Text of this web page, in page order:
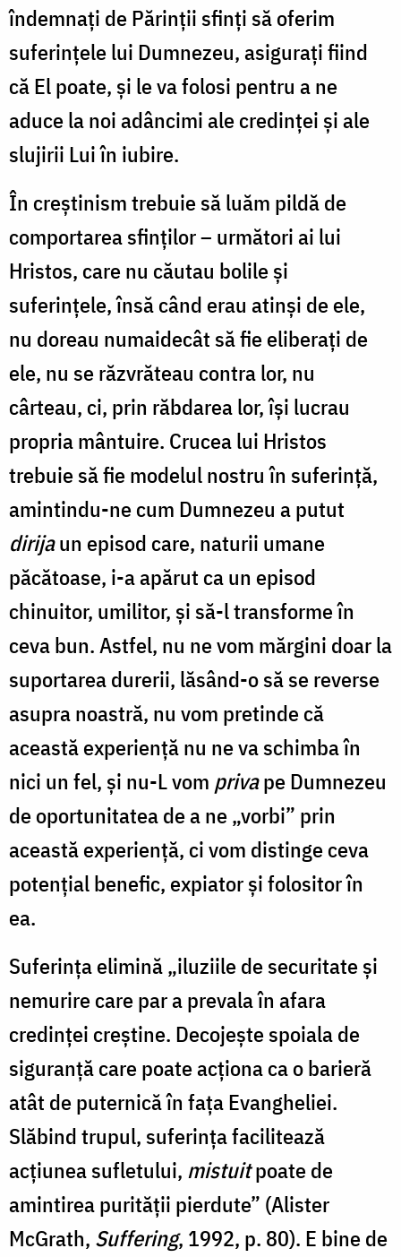
îndemnați de Părinții sfinți să oferim
suferinţele lui Dumnezeu, asiguraţi fiind
că El poate, şi le va folosi pentru a ne
aduce la noi adâncimi ale credinţei şi ale
slujirii Lui în iubire.
În creștinism trebuie să luăm pildă de
comportarea sfinților – următori ai lui
Hristos, care nu căutau bolile și
suferințele, însă când erau atinși de ele,
nu doreau numaidecât să fie eliberați de
ele, nu se răzvrăteau contra lor, nu
cârteau, ci, prin răbdarea lor, își lucrau
propria mântuire. Crucea lui Hristos
trebuie să fie modelul nostru în suferință,
amintindu-ne cum Dumnezeu a putut
dirijaun episod care, naturii umane
păcătoase, i-a apărut ca un episod
chinuitor, umilitor, şi să-l transforme în
ceva bun. Astfel, nu ne vom mărgini doar la
suportarea durerii, lăsând-o să se reverse
asupra noastră, nu vom pretinde că
această experienţă nu ne va schimba în
nici un fel, și nu-L vom privape Dumnezeu
de oportunitatea de a ne „vorbi” prin
această experienţă, ci vom distinge ceva
potenţial benefic, expiator şi folositor în
ea.
Suferinţa elimină „iluziile de securitate şi
nemurire care par a prevala în afara
credinţei creştine. Decojeşte spoiala de
siguranţă care poate acţiona ca o barieră
atât de puternică în faţa Evangheliei.
Slăbind trupul, suferința facilitează
acțiunea sufletului, mistuitpoate de
amintirea purității pierdute” (Alister
McGrath, Suffering, 1992, p. 80). E bine de